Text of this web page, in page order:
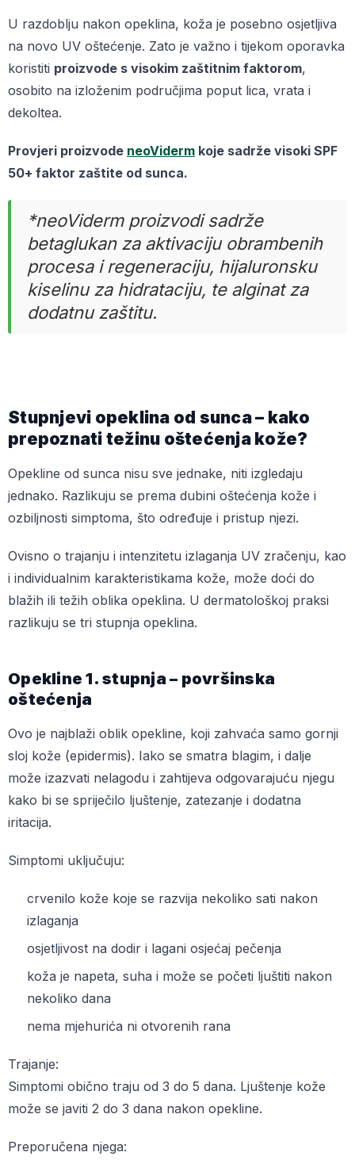
U razdoblju nakon opeklina, koža je posebno osjetljiva
na novo UV oštećenje. Zato je važno i tijekom oporavka
koristiti proizvode s visokim zaštitnim faktorom,
osobito na izloženim područjima poput lica, vrata i
dekoltea.
Provjeri proizvode neoViderm koje sadrže visoki SPF
50+ faktor zaštite od sunca.
*neoViderm proizvodi sadrže
betaglukan za aktivaciju obrambenih
procesa i regeneraciju, hijaluronsku
kiselinu za hidrataciju, te alginat za
dodatnu zaštitu.
Stupnjevi opeklina od sunca – kako
prepoznati težinu oštećenja kože?
Opekline od sunca nisu sve jednake, niti izgledaju
jednako. Razlikuju se prema dubini oštećenja kože i
ozbiljnosti simptoma, što određuje i pristup njezi.
Ovisno o trajanju i intenzitetu izlaganja UV zračenju, kao
i individualnim karakteristikama kože, može doći do
blažih ili težih oblika opeklina. U dermatološkoj praksi
razlikuju se tri stupnja opeklina.
Opekline 1. stupnja – površinska
oštećenja
Ovo je najblaži oblik opekline, koji zahvaća samo gornji
sloj kože (epidermis). Iako se smatra blagim, i dalje
može izazvati nelagodu i zahtijeva odgovarajuću njegu
kako bi se spriječilo ljuštenje, zatezanje i dodatna
iritacija.
Simptomi uključuju:
crvenilo kože koje se razvija nekoliko sati nakon
izlaganja
osjetljivost na dodir i lagani osjećaj pečenja
koža je napeta, suha i može se početi ljuštiti nakon
nekoliko dana
nema mjehurića ni otvorenih rana
Trajanje:
Simptomi obično traju od 3 do 5 dana. Ljuštenje kože
može se javiti 2 do 3 dana nakon opekline.
Preporučena njega: